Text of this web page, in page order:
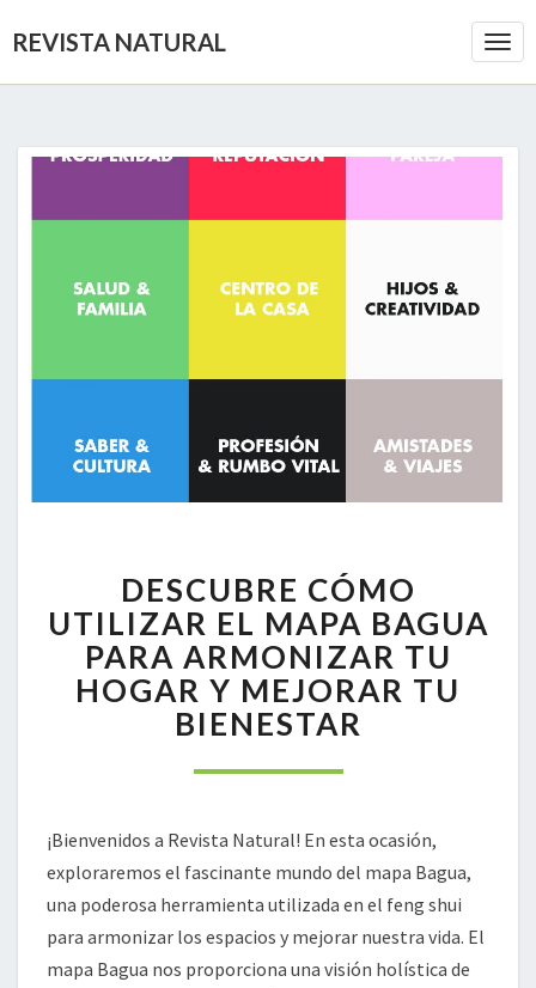
REVISTA NATURAL
CÓMO
UTILIZAR
EL
MAPA
BAGUA
PARA
TU
MEJORAR
TU
BIENESTAR
DESCUBRE CÓMO
UTILIZAR EL MAPA BAGUA
PARA ARMONIZAR TU
HOGAR Y MEJORAR TU
BIENESTAR
¡Bienvenidos a Revista Natural! En esta ocasión,
exploraremos el fascinante mundo del mapa Bagua,
una poderosa herramienta utilizada en el feng shui
para armonizar los espacios y mejorar nuestra vida. El
mapa Bagua nos proporciona una visión holística de